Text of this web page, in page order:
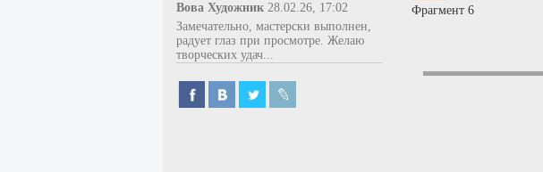
Вова Художник 28.02.26, 17:02
Замечательно, мастерски выполнен,
радует глаз при просмотре. Желаю
творческих удач...
Фрагмент 6